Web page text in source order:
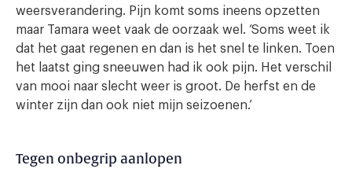
weersverandering. Pijn komt soms ineens opzetten
maar Tamara weet vaak de oorzaak wel. ‘Soms weet ik
dat het gaat regenen en dan is het snel te linken. Toen
het laatst ging sneeuwen had ik ook pijn. Het verschil
van mooi naar slecht weer is groot. De herfst en de
winter zijn dan ook niet mijn seizoenen.’
Tegen onbegrip aanlopen